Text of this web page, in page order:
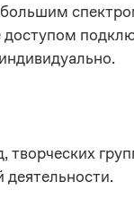
деятельности.